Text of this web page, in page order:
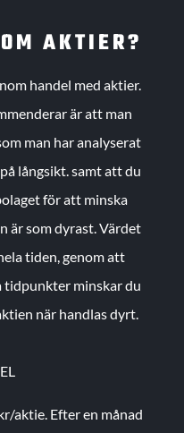
AKTIER?
handel med aktier.
är att man
man har analyserat
långsikt. samt att du
för att minska
är som dyrast. Värdet
tiden, genom att
tidpunkter minskar du
när handlas dyrt.
aktie. Efter en månad